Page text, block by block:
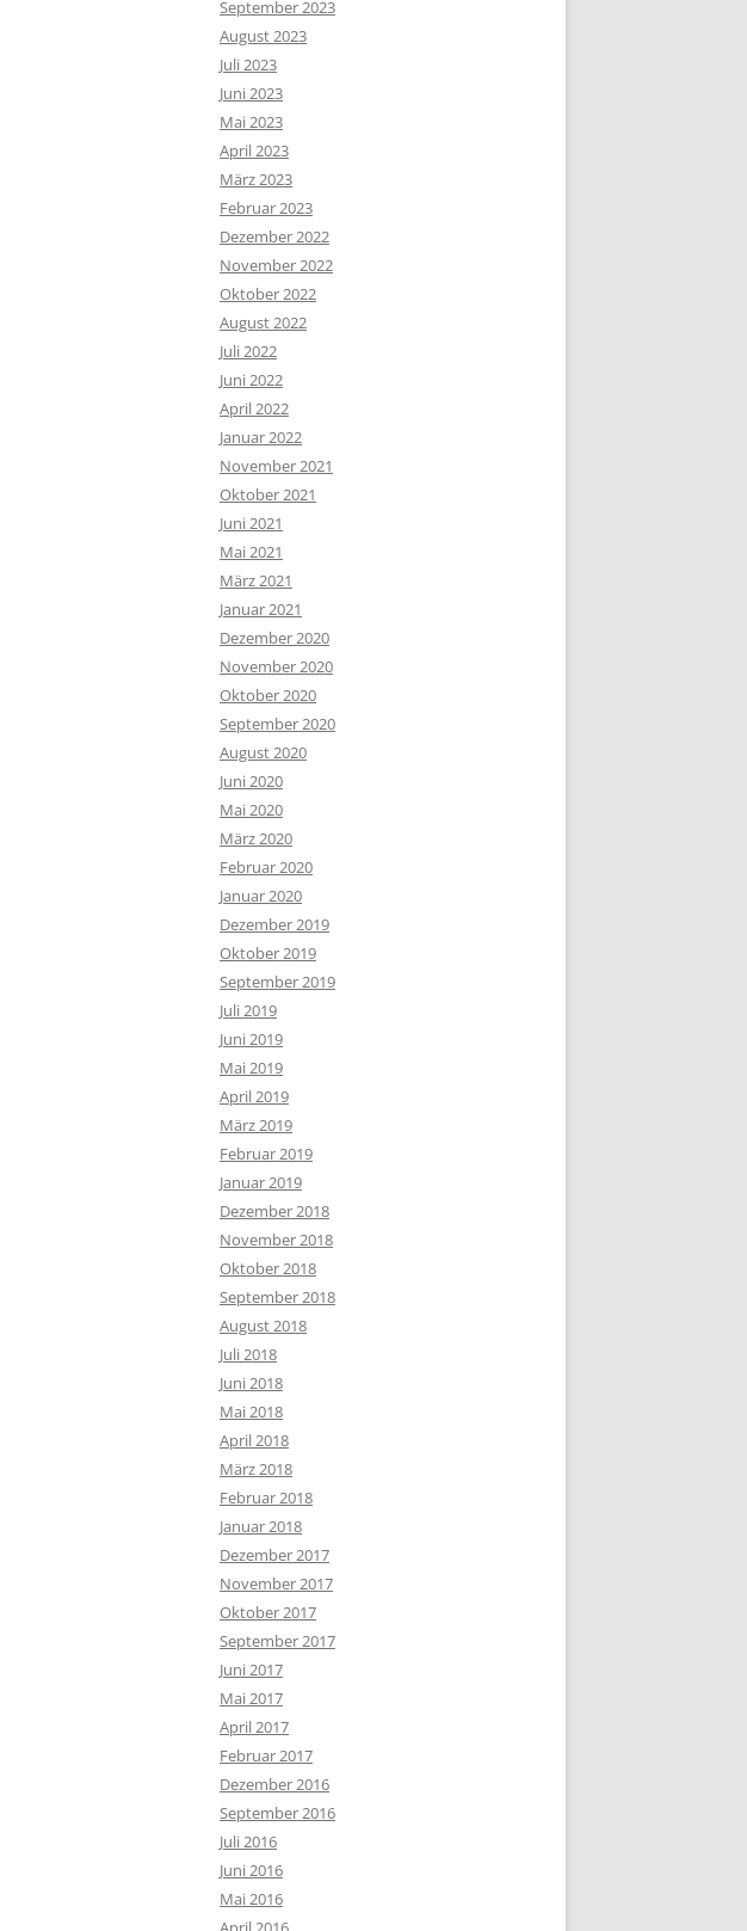
September 2023
August 2023
Juli 2023
Juni 2023
Mai 2023
April 2023
März 2023
Februar 2023
Dezember 2022
November 2022
Oktober 2022
August 2022
Juli 2022
Juni 2022
April 2022
Januar 2022
November 2021
Oktober 2021
Juni 2021
Mai 2021
März 2021
Januar 2021
Dezember 2020
November 2020
Oktober 2020
September 2020
August 2020
Juni 2020
Mai 2020
März 2020
Februar 2020
Januar 2020
Dezember 2019
Oktober 2019
September 2019
Juli 2019
Juni 2019
Mai 2019
April 2019
März 2019
Februar 2019
Januar 2019
Dezember 2018
November 2018
Oktober 2018
September 2018
August 2018
Juli 2018
Juni 2018
Mai 2018
April 2018
März 2018
Februar 2018
Januar 2018
Dezember 2017
November 2017
Oktober 2017
September 2017
Juni 2017
Mai 2017
April 2017
Februar 2017
Dezember 2016
September 2016
Juli 2016
Juni 2016
Mai 2016